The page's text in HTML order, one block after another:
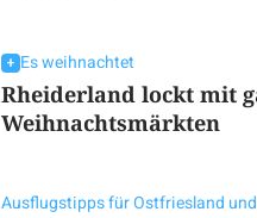
Es weihnachtet
Rheiderland lockt mit
Weihnachtsmärkten
Ausflugstipps für Ostfriesland